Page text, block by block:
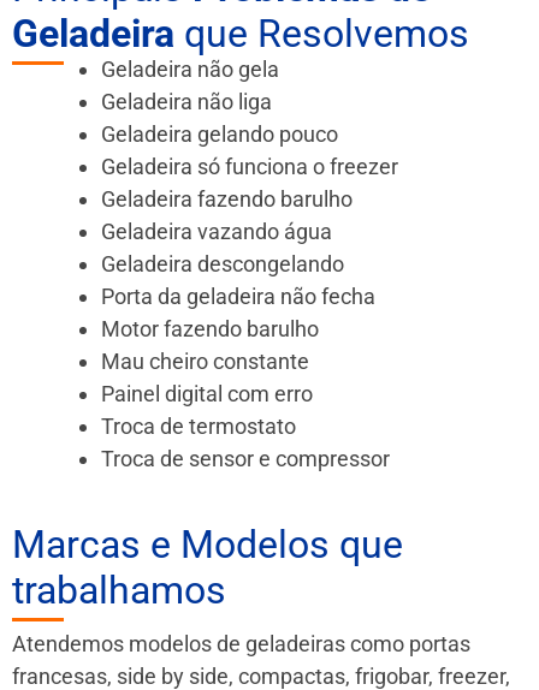
Geladeira que Resolvemos
Geladeira não gela
Geladeira não liga
Geladeira gelando pouco
Geladeira só funciona o freezer
Geladeira fazendo barulho
Geladeira vazando água
Geladeira descongelando
Porta da geladeira não fecha
Motor fazendo barulho
Mau cheiro constante
Painel digital com erro
Troca de termostato
Troca de sensor e compressor
Marcas e Modelos que
trabalhamos
Atendemos modelos de geladeiras como portas
francesas, side by side, compactas, frigobar, freezer,